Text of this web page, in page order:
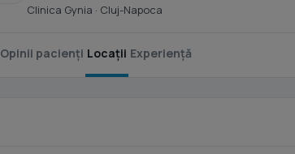
Clinica Gynia · Cluj-Napoca
Opinii pacienți Locații Experiență